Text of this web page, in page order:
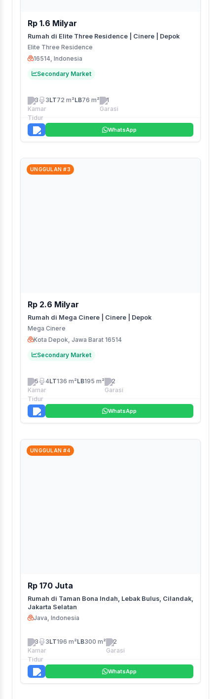
Rp 1.6 Milyar
Rumah di Elite Three Residence | Cinere | Depok
Elite Three Residence
16514, Indonesia
Secondary Market
3 3LT72 m²LB76 m² 1
WhatsApp
UNGGULAN #3
Rp 2.6 Milyar
Rumah di Mega Cinere | Cinere | Depok
Mega Cinere
Kota Depok, Jawa Barat 16514
Secondary Market
5 4LT136 m²LB195 m² 2
WhatsApp
UNGGULAN #4
Rp 170 Juta
Rumah di Taman Bona Indah, Lebak Bulus, Cilandak,
Jakarta Selatan
Java, Indonesia
3 3LT196 m²LB300 m² 2
WhatsApp